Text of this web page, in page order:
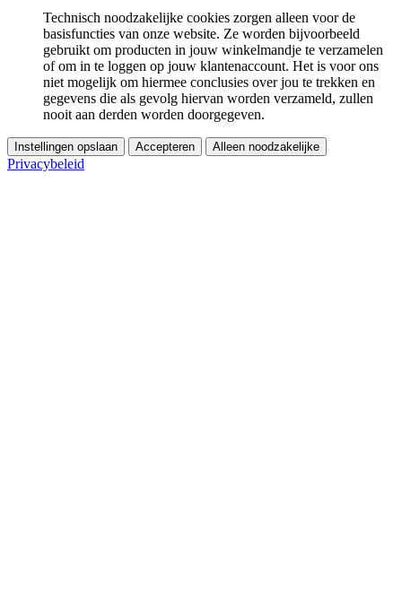
Technisch noodzakelijke cookies zorgen alleen voor de
basisfuncties van onze website. Ze worden bijvoorbeeld
gebruikt om producten in jouw winkelmandje te verzamelen
of om in te loggen op jouw klantenaccount. Het is voor ons
niet mogelijk om hiermee conclusies over jou te trekken en
gegevens die als gevolg hiervan worden verzameld, zullen
nooit aan derden worden doorgegeven.
Instellingen opslaan Accepteren Alleen noodzakelijke
Privacybeleid